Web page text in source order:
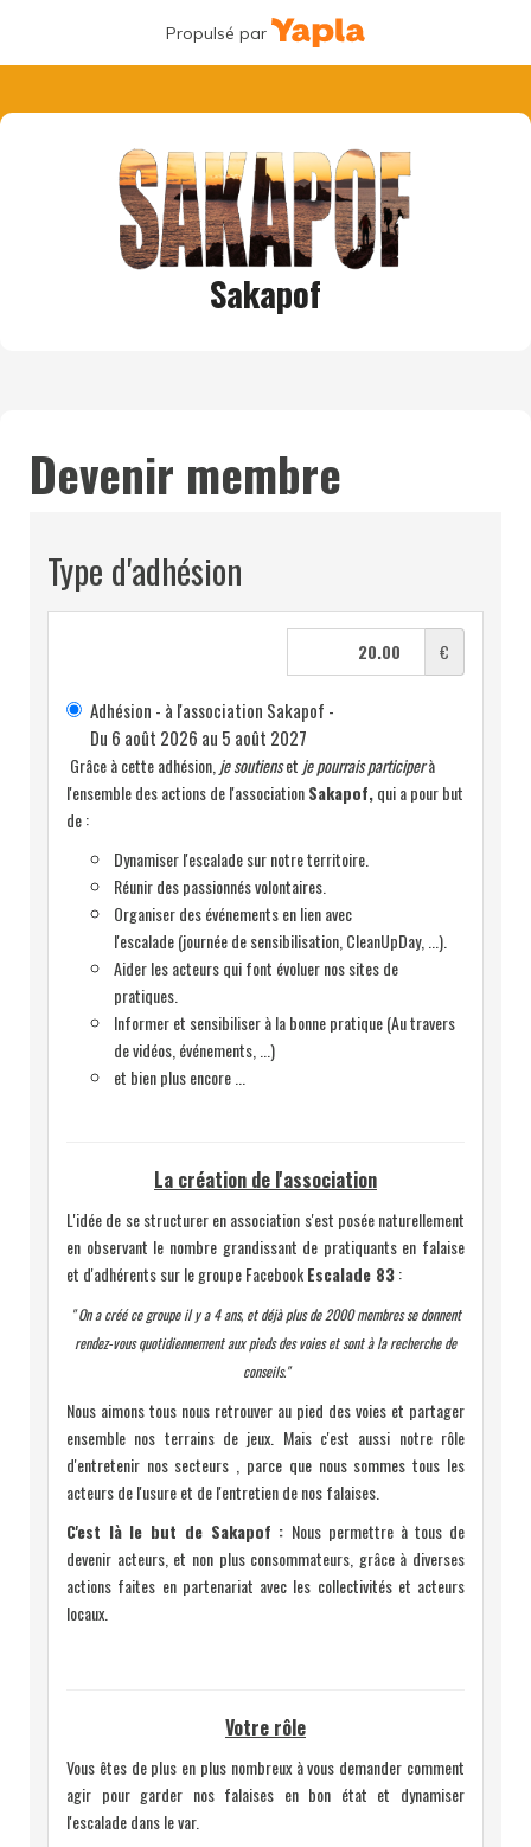
Propulsé par
Sakapof
Devenir membre
Type d'adhésion
€
Adhésion - à l'association Sakapof -
Du 6 août 2026 au 5 août 2027
Grâce à cette adhésion, je soutienset je pourrais participerà
l'ensemble des actions de l'associationSakapof,qui a pour but
de :
Dynamiser l'escalade sur notre territoire.
Réunir des passionnés volontaires.
Organiser des événements en lien avec
l'escalade (journée de sensibilisation, CleanUpDay, ...).
Aider les acteurs qui font évoluer nos sites de
pratiques.
Informer et sensibiliser à la bonne pratique (Au travers
de vidéos, événements, ...)
et bien plus encore ...
La création de l'association
L'idée de se structurer en association s'est posée naturellement
en observant le nombre grandissant de pratiquants en falaise
et d'adhérents sur le groupe FacebookEscalade 83:
"On a créé ce groupe il y a 4 ans, et déjà plus de 2000membres se donnent
rendez-vous quotidiennement aux pieds des voies et sont à la recherche de
conseils."
Nous aimons tous nous retrouver au pied des voies et partager
ensemble nos terrains de jeux. Mais c'est aussi notre rôle
d'entretenir nos secteurs
, parce que nous sommes tous les
acteurs de l'usure et de l'entretien de nos falaises.
C'est là le but de Sakapof : Nous permettre à tous de
devenir acteurs, et non plus consommateurs, grâce à diverses
actions faites en partenariat avec les collectivités et acteurs
locaux.
Votre rôle
Vous êtes de plus en plus nombreux à vous demander comment
agir pour garder nos falaises en bon état et dynamiser
l'escalade dans le var.